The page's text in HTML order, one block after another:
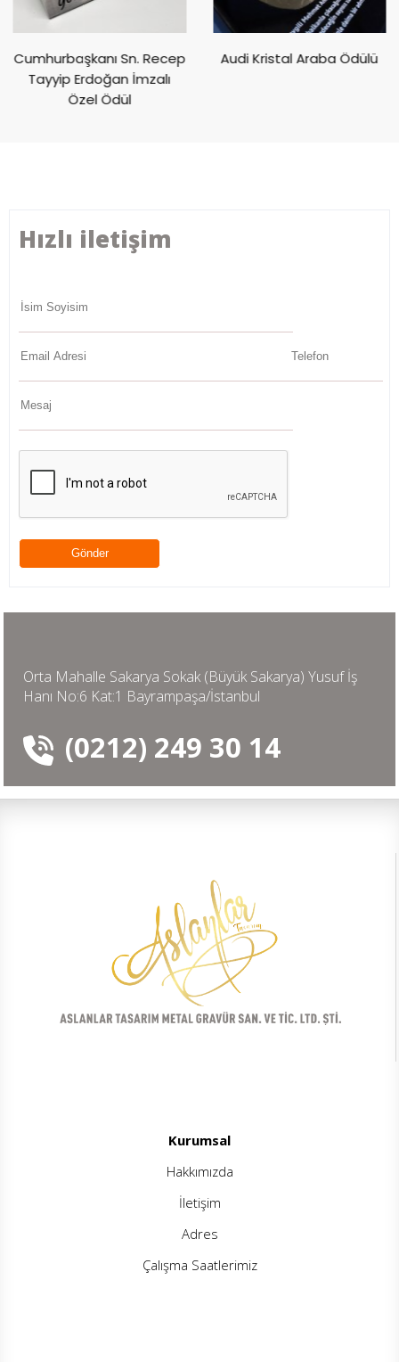
Cumhurbaşkanı Sn. Recep
Tayyip Erdoğan İmzalı
Özel Ödül
Audi Kristal Araba Ödülü
Hızlı iletişim
Orta Mahalle Sakarya Sokak (Büyük Sakarya) Yusuf İş
Hanı No:6 Kat:1 Bayrampaşa/İstanbul
(0212) 249 30 14
Kurumsal
Hakkımızda
İletişim
Adres
Çalışma Saatlerimiz